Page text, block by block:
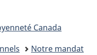
Canada
Notre mandat